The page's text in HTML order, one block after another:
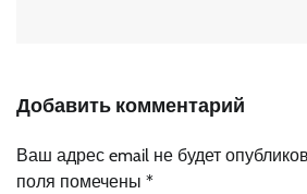
Добавить комментарий
Ваш адрес email не будет
поля помечены *